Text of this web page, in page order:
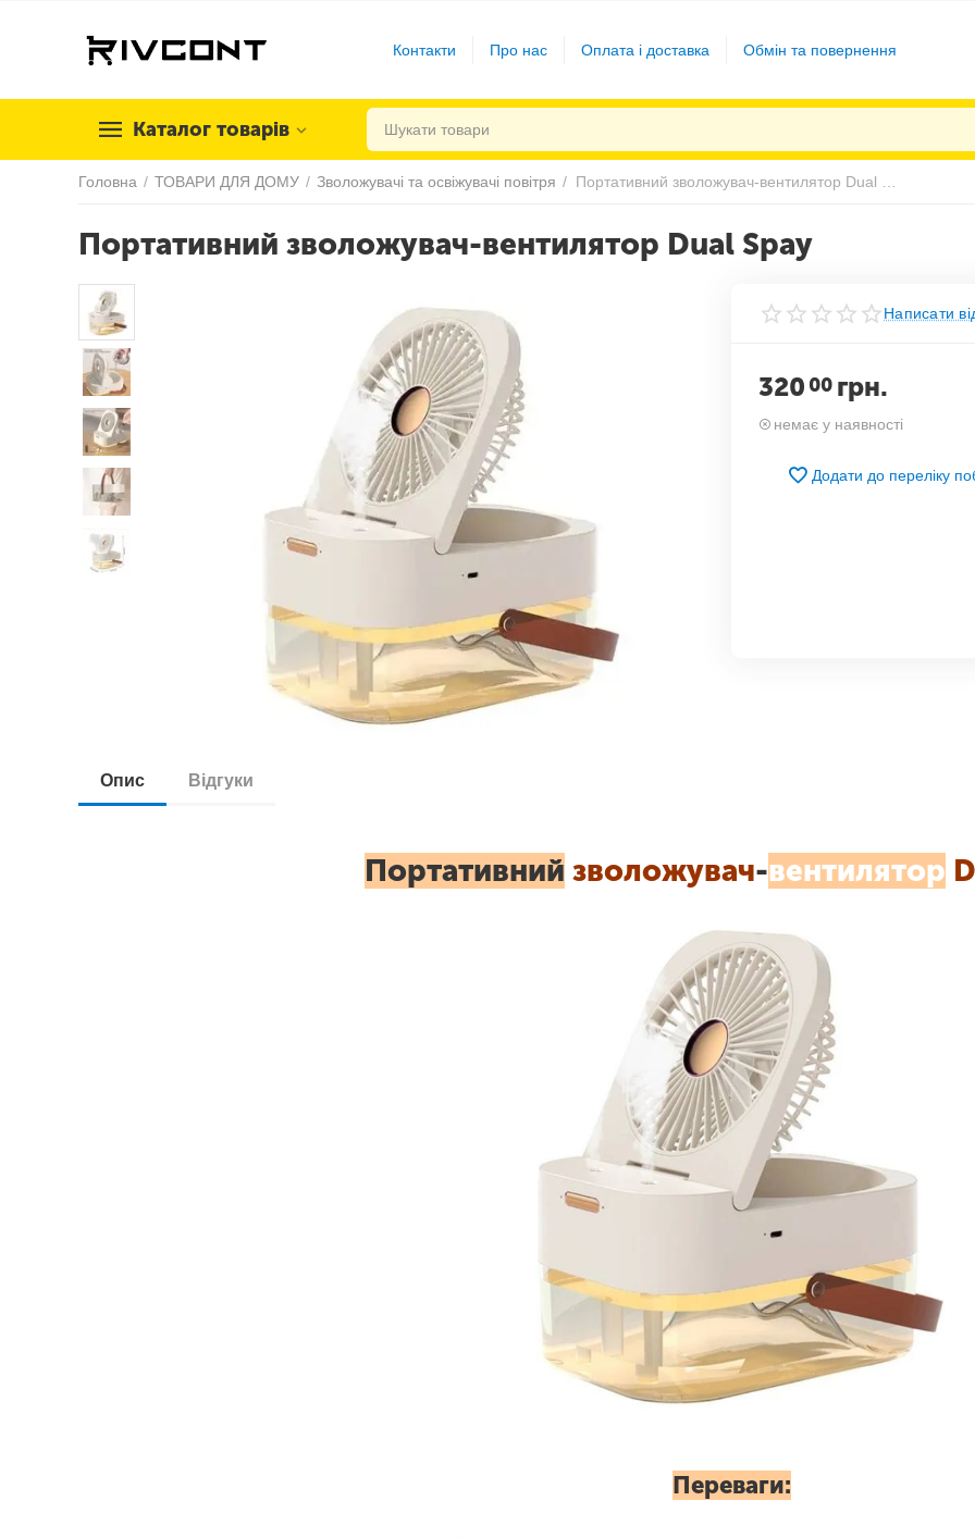
Контакти Про нас Оплата і доставка Обмін та повернення
Каталог товарів
Головна / ТОВАРИ ДЛЯ ДОМУ / Зволожувачі та освіжувачі повітря /
Портативний зволожувач-вентилятор Dual Spay
Написати
320 00 грн.
немає у наявності
Додати до переліку
Опис Відгуки
Портативний зволожувач-вентилятор
Переваги: